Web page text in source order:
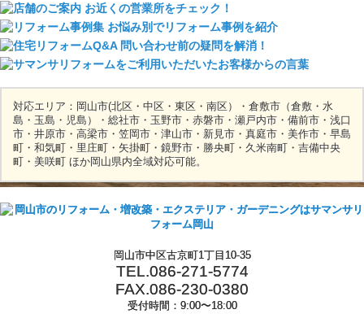
対応エリア：岡山市(北区・中区・東区・南区）・倉敷市（倉敷・水
島・玉島・児島）・総社市・玉野市・赤磐市・瀬戸内市・備前市・浅口
市・井原市・高梁市・笠岡市・津山市・新見市・真庭市・美作市・早島
町・和気町・里庄町・矢掛町・鏡野市・勝央町・久米南町・吉備中央
町・美咲町 ほか岡山県内全域対応可能。
岡山市中区古京町1丁目10-35
TEL.086-271-5774
FAX.086-230-0380
受付時間：9:00〜18:00